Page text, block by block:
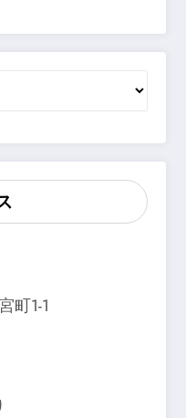
町1-1